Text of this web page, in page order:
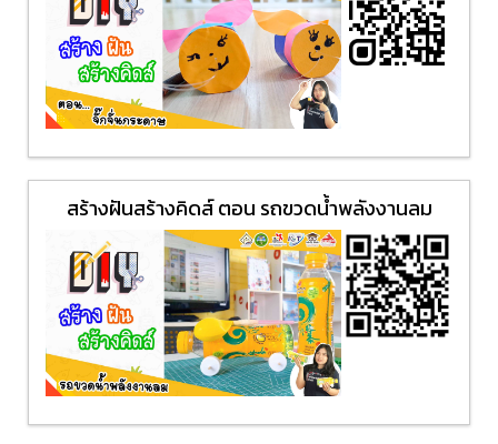
สร้างฝันสร้างคิดส์ ตอน รถขวดน้ำพลังงานลม